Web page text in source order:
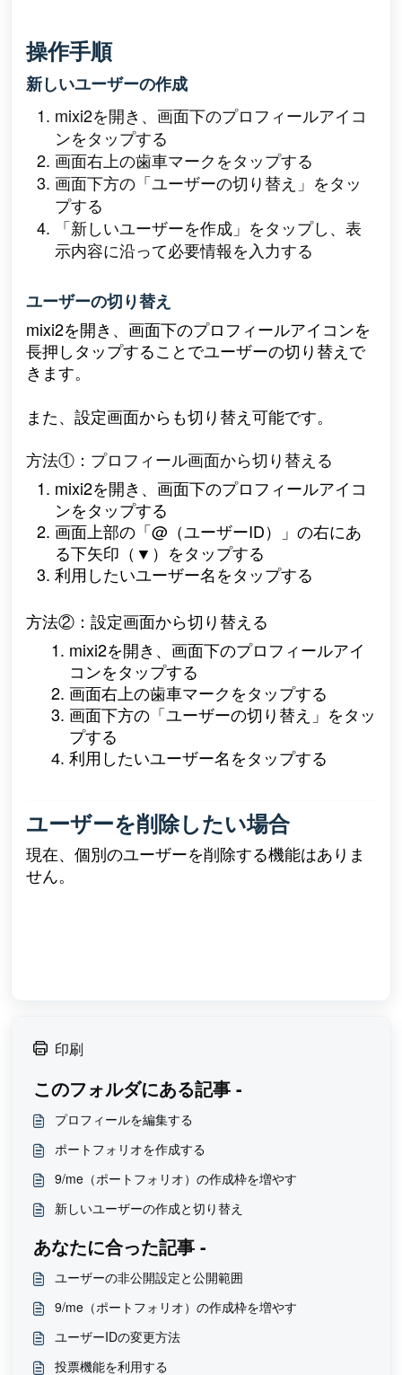
操作手順
新しいユーザーの作成
mixi2を開き、画面下のプロフィールアイコ
ンをタップする
画面右上の歯車マークをタップする
画面下方の「ユーザーの切り替え」をタッ
プする
「新しいユーザーを作成」をタップし、表
示内容に沿って必要情報を入力する
ユーザーの切り替え
mixi2を開き、画面下のプロフィールアイコンを
長押しタップすることでユーザーの切り替えで
きます。
また、設定画面からも切り替え可能です。
方法①：プロフィール画面から切り替える
mixi2を開き、画面下のプロフィールアイコ
ンをタップする
画面上部の「@（ユーザーID）」の右にあ
る下矢印（▼）をタップする
利用したいユーザー名をタップする
方法②：設定画面から切り替える
mixi2を開き、画面下のプロフィールアイ
コンをタップする
画面右上の歯車マークをタップする
画面下方の「ユーザーの切り替え」をタッ
プする
利用したいユーザー名をタップする
ユーザーを削除したい場合
現在、個別のユーザーを削除する機能はありま
せん。
印刷
このフォルダにある記事 -
プロフィールを編集する
ポートフォリオを作成する
9/me（ポートフォリオ）の作成枠を増やす
新しいユーザーの作成と切り替え
あなたに合った記事 -
ユーザーの非公開設定と公開範囲
9/me（ポートフォリオ）の作成枠を増やす
ユーザーIDの変更方法
投票機能を利用する